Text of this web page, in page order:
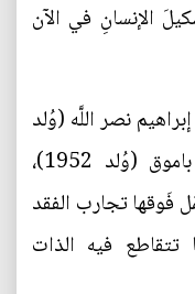
الإنسانِ في الآن
نصر اللَّه (وُلد
1954) والروائي التُّركي أُورهان باموق (وُلد 1952)،
فَوقها تجارب الفقد
تتقاطع فيه الذات